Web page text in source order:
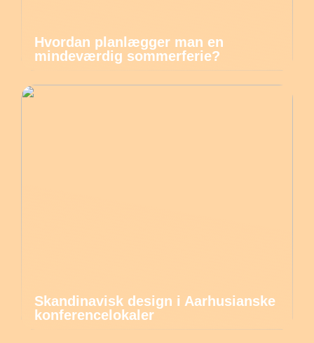
Hvordan planlægger man en
mindeværdig sommerferie?
Skandinavisk design i Aarhusianske
konferencelokaler